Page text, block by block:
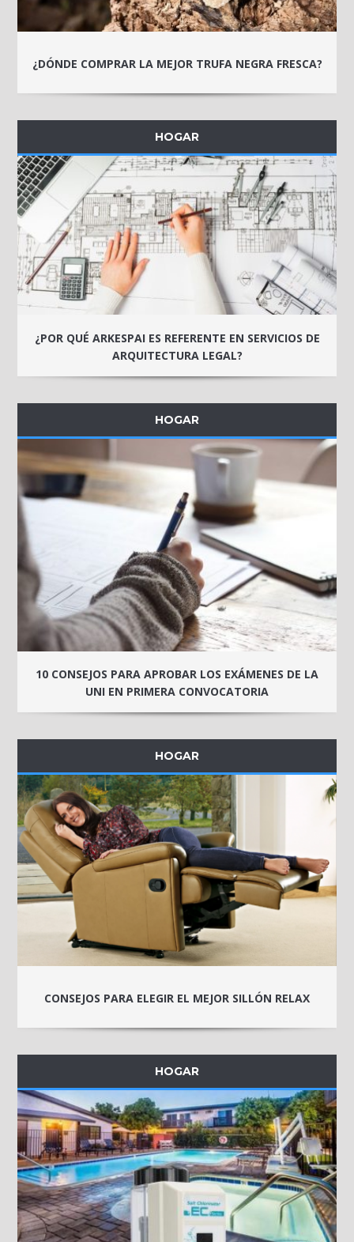
¿DÓNDE COMPRAR LA MEJOR TRUFA NEGRA FRESCA?
HOGAR
¿POR QUÉ ARKESPAI ES REFERENTE EN SERVICIOS DE
ARQUITECTURA LEGAL?
HOGAR
10 CONSEJOS PARA APROBAR LOS EXÁMENES DE LA
UNI EN PRIMERA CONVOCATORIA
HOGAR
CONSEJOS PARA ELEGIR EL MEJOR SILLÓN RELAX
HOGAR